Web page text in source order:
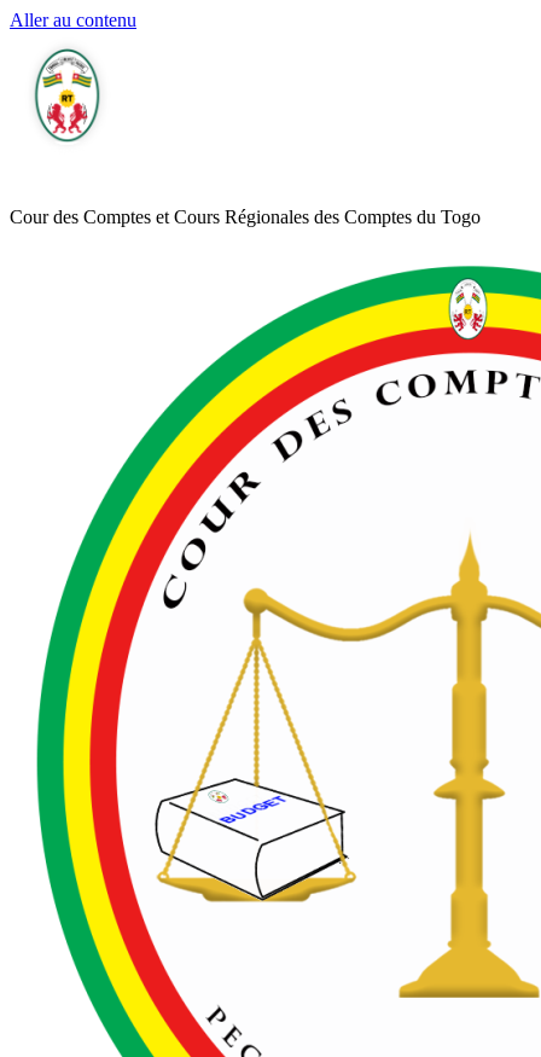
Aller au contenu
Cour des Comptes et Cours Régionales des Comptes du Togo